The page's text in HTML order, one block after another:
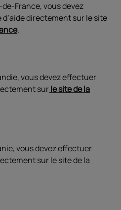
France, vous devez
directement sur le site
.
vous devez effectuer
surle site de la
vous devez effectuer
sur le site de la